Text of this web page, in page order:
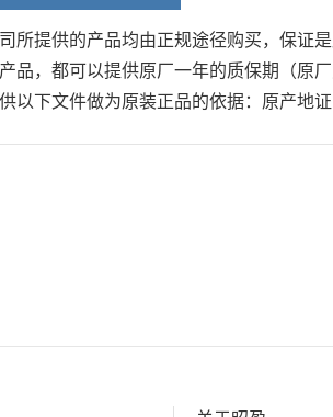
所提供的产品均由正规途径购买，保证是
品，都可以提供原厂一年的质保期（原
以下文件做为原装正品的依据： 原产地证